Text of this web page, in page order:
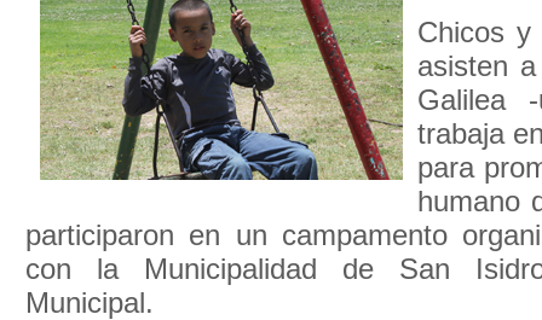
Chicos y
asisten
Galilea
trabaja
para
humano
participaron en un campamento
con la Municipalidad de San
Municipal.